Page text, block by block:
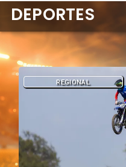
REGIONAL
DEPORTES